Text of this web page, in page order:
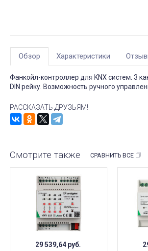
Обзор Характеристики
Фанкойл-контроллер для KNX систем. 3
DIN рейку. Возможность ручного
РАССКАЗАТЬ ДРУЗЬЯМ!
Смотрите также СРАВНИТЬ ВСЕ
29 539,64 руб.